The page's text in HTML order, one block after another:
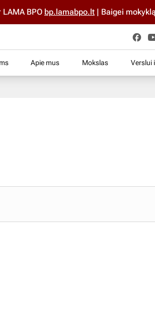
bp.lamabpo.lt| Baigei mokyklą iki
Apie mus Mokslas Verslui